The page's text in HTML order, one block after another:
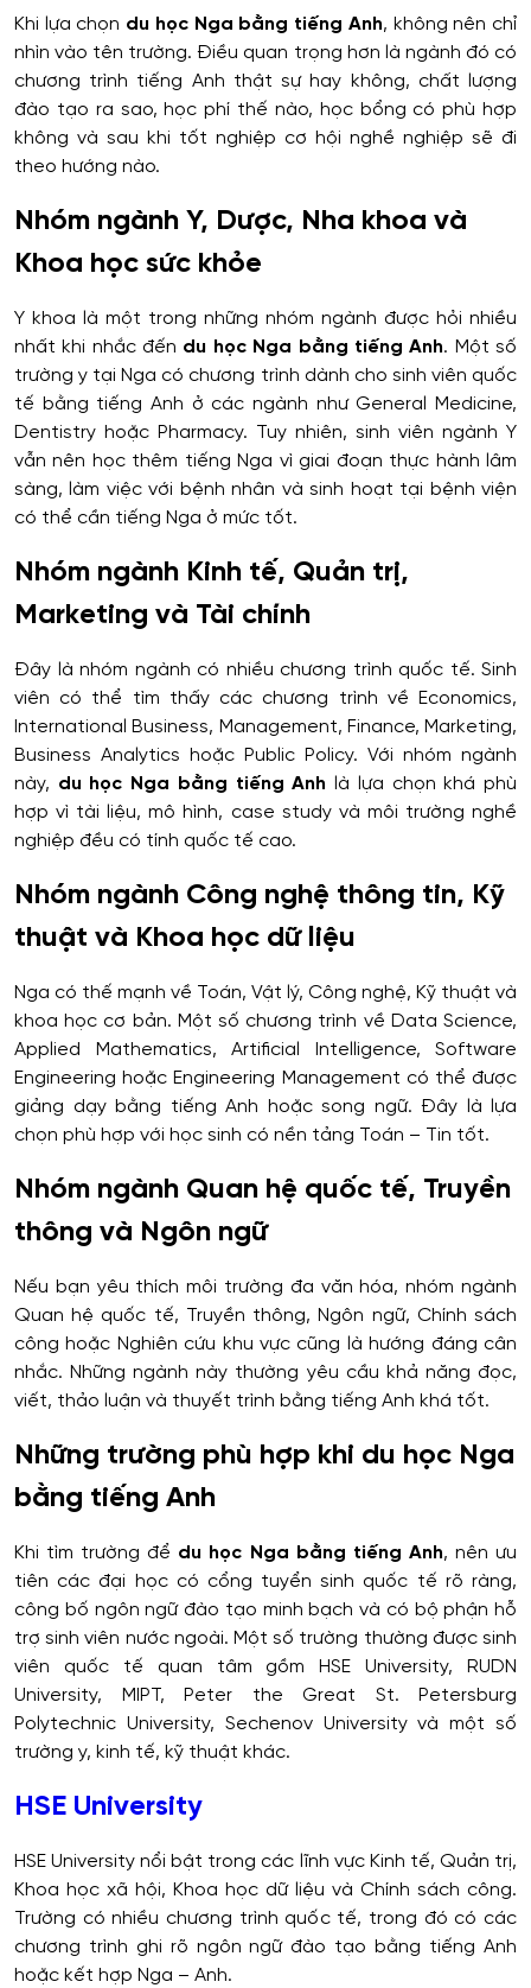
Khi lựa chọn du học Nga bằng tiếng Anh, không nên chỉ
nhìn vào tên trường. Điều quan trọng hơn là ngành đó có
chương trình tiếng Anh thật sự hay không, chất lượng
đào tạo ra sao, học phí thế nào, học bổng có phù hợp
không và sau khi tốt nghiệp cơ hội nghề nghiệp sẽ đi
theo hướng nào.
Nhóm ngành Y, Dược, Nha khoa và
Khoa học sức khỏe
Y khoa là một trong những nhóm ngành được hỏi nhiều
nhất khi nhắc đến du học Nga bằng tiếng Anh. Một số
trường y tại Nga có chương trình dành cho sinh viên quốc
tế bằng tiếng Anh ở các ngành như General Medicine,
Dentistry hoặc Pharmacy. Tuy nhiên, sinh viên ngành Y
vẫn nên học thêm tiếng Nga vì giai đoạn thực hành lâm
sàng, làm việc với bệnh nhân và sinh hoạt tại bệnh viện
có thể cần tiếng Nga ở mức tốt.
Nhóm ngành Kinh tế, Quản trị,
Marketing và Tài chính
Đây là nhóm ngành có nhiều chương trình quốc tế. Sinh
viên có thể tìm thấy các chương trình về Economics,
International Business, Management, Finance, Marketing,
Business Analytics hoặc Public Policy. Với nhóm ngành
này, du học Nga bằng tiếng Anh là lựa chọn khá phù
hợp vì tài liệu, mô hình, case study và môi trường nghề
nghiệp đều có tính quốc tế cao.
Nhóm ngành Công nghệ thông tin, Kỹ
thuật và Khoa học dữ liệu
Nga có thế mạnh về Toán, Vật lý, Công nghệ, Kỹ thuật và
khoa học cơ bản. Một số chương trình về Data Science,
Applied Mathematics, Artificial Intelligence, Software
Engineering hoặc Engineering Management có thể được
giảng dạy bằng tiếng Anh hoặc song ngữ. Đây là lựa
chọn phù hợp với học sinh có nền tảng Toán – Tin tốt.
Nhóm ngành Quan hệ quốc tế, Truyền
thông và Ngôn ngữ
Nếu bạn yêu thích môi trường đa văn hóa, nhóm ngành
Quan hệ quốc tế, Truyền thông, Ngôn ngữ, Chính sách
công hoặc Nghiên cứu khu vực cũng là hướng đáng cân
nhắc. Những ngành này thường yêu cầu khả năng đọc,
viết, thảo luận và thuyết trình bằng tiếng Anh khá tốt.
Những trường phù hợp khi du học Nga
bằng tiếng Anh
Khi tìm trường để du học Nga bằng tiếng Anh, nên ưu
tiên các đại học có cổng tuyển sinh quốc tế rõ ràng,
công bố ngôn ngữ đào tạo minh bạch và có bộ phận hỗ
trợ sinh viên nước ngoài. Một số trường thường được sinh
viên quốc tế quan tâm gồm HSE University, RUDN
University, MIPT, Peter the Great St. Petersburg
Polytechnic University, Sechenov University và một số
trường y, kinh tế, kỹ thuật khác.
HSE University
HSE University nổi bật trong các lĩnh vực Kinh tế, Quản trị,
Khoa học xã hội, Khoa học dữ liệu và Chính sách công.
Trường có nhiều chương trình quốc tế, trong đó có các
chương trình ghi rõ ngôn ngữ đào tạo bằng tiếng Anh
hoặc kết hợp Nga – Anh.